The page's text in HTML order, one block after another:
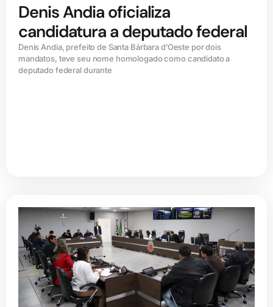
Denis Andia oficializa
candidatura a deputado federal
Denis Andia, prefeito de Santa Bárbara d’Oeste por dois
mandatos, teve seu nome homologado como candidato a
deputado federal durante